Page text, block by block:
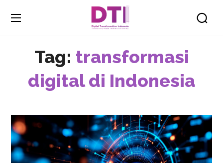
Tag: transformasi
digital di Indonesia